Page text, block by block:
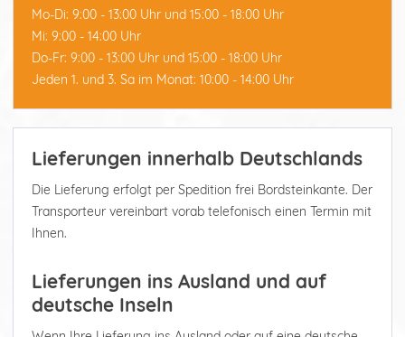
Mo-Di: 9:00 - 13:00 Uhr und 15:00 - 18:00 Uhr
Mi: 9:00 - 14:00 Uhr
Do-Fr: 9:00 - 13:00 Uhr und 15:00 - 18:00 Uhr
Jeden 1. und 3. Sa im Monat: 10:00 - 14:00 Uhr
Lieferungen innerhalb Deutschlands
Die Lieferung erfolgt per Spedition frei Bordsteinkante. Der
Transporteur vereinbart vorab telefonisch einen Termin mit
Ihnen.
Lieferungen ins Ausland und auf
deutsche Inseln